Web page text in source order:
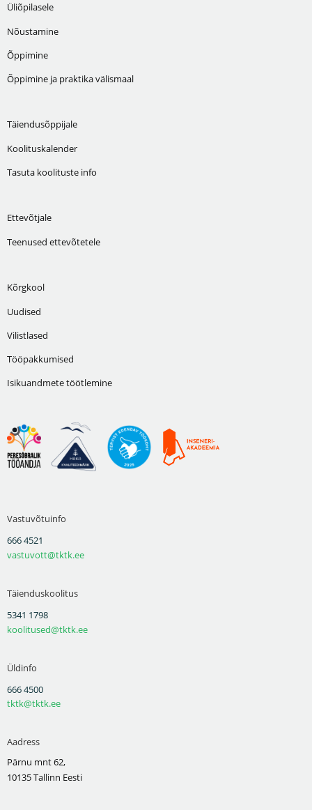
Üliõpilasele
Nõustamine
Õppimine
Õppimine ja praktika välismaal
Täiendusõppijale
Koolituskalender
Tasuta koolituste info
Ettevõtjale
Teenused ettevõtetele
Kõrgkool
Uudised
Vilistlased
Tööpakkumised
Isikuandmete töötlemine
Vastuvõtuinfo
666 4521
vastuvott@tktk.ee
Täienduskoolitus
5341 1798
koolitused@tktk.ee
Üldinfo
666 4500
tktk@tktk.ee
Aadress
Pärnu mnt 62,
10135 Tallinn Eesti